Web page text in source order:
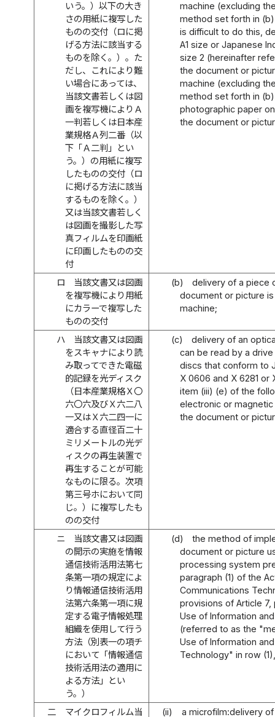
いう。）以下の大き
さの用紙に複写した
ものの交付（ロに掲
げる方法に該当する
ものを除く。）。た
だし、これにより難
い場合にあっては、
当該文書若しくは図
画を複写機によりＡ
一判若しくは日本産
業規格Ａ列二番（以
下「Ａ二判」とい
う。）の用紙に複写
したものの交付（ロ
に掲げる方法に該当
するものを除く。）
又は当該文書若しく
は図画を撮影した写
真フィルムを印画紙
に印画したものの交
付
machine (excluding
method set forth in
is difficult to do this,
A1 size or Japanese
size 2 (hereinafter
the document or
machine (excluding
method set forth in
photographic paper
the document or
ロ
当該文書又は図画
を複写機により用紙
にカラーで複写した
ものの交付
(b)
delivery of a piece
document or picture
machine;
ハ
当該文書又は図画
をスキャナにより読
み取ってできた電磁
的記録を光ディスク
（日本産業規格Ｘ〇
六〇六及びＸ六二八
一又はＸ六二四一に
適合する直径百二十
ミリメートルの光デ
ィスクの再生装置で
再生することが可能
なものに限る。次項
第三号ホにおいて同
じ。）に複写したも
のの交付
(c)
delivery of an
can be read by a
discs that conform to
X 0606 and X 6281 or
item (iii) (e) of the
electronic or
the document or
ニ
当該文書又は図画
の開示の実施を情報
通信技術活用法第七
条第一項の規定によ
り情報通信技術活用
法第六条第一項に規
定する電子情報処理
組織を使用して行う
方法（別表一の項チ
において「情報通信
技術活用法の適用に
よる方法」とい
う。）
(d)
the method of
document or picture
processing system
paragraph (1) of the
Communications
provisions of Article 7,
Use of Information
(referred to as the
Use of Information
Technology" in row
二
マイクロフィルム当
(ii)
a microfilm:delivery